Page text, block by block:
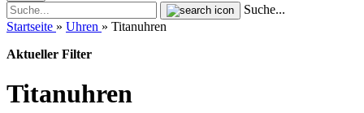
Suche...
Startseite » Uhren » Titanuhren
Aktueller Filter
Titanuhren